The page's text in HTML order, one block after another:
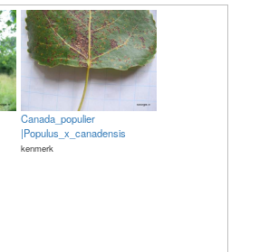
Canada_populier
|Populus_x_canadensis
kenmerk